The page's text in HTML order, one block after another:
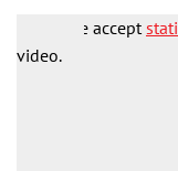
Please accept
video.